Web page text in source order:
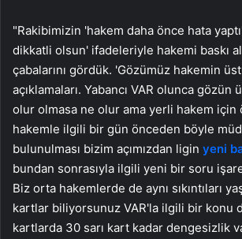
"Rakibimizin 'hakem daha önce hata
dikkatli olsun' ifadeleriyle hakemi baskı
çabalarını gördük. 'Gözümüz hakemin
açıklamaları. Yabancı VAR olunca gözün
olur olmasa ne olur ama yerli hakem için
hakemle ilgili bir gün önceden böyle
bulunulması bizim açımızdan ligin yeni
bundan sonrasıyla ilgili yeni bir soru
Biz orta hakemlerde de aynı sıkıntıları
kartlar biliyorsunuz VAR'la ilgili bir konu
kartlarda 30 sarı kart kadar dengesizlik